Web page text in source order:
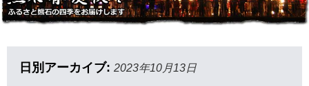
日別アーカイブ: 2023年10月13日